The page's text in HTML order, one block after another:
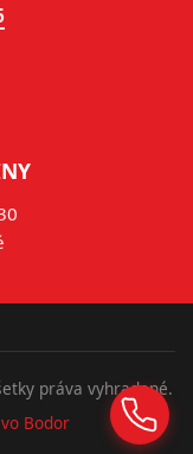
práva vyhradené.
Bodor